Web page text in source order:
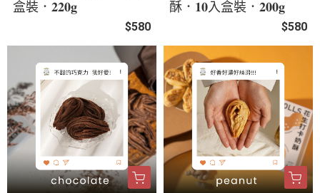
盒裝．𝟐𝟐𝟎𝐠
$580
酥．𝟏𝟎入盒裝．𝟐𝟎𝟎𝐠
$580